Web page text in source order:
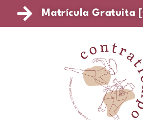
Matrícula Gratuita